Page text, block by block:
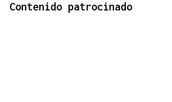
Contenido patrocinado